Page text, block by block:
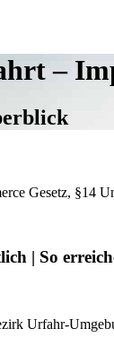
–
Gesetz, §14
| So
Urfahr-